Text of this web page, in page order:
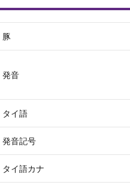
豚
発音
タイ語
発音記号
タイ語カナ